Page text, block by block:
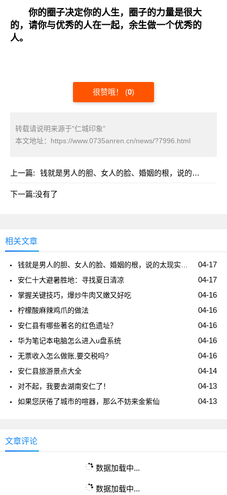
你的圈子决定你的人生，圈子的力量是很大
的，请你与优秀的人在一起，余生做一个优秀的
人。
很赞哦！ (0)
转载请说明来源于"仁城印象"
本文地址： https://www.0735anren.cn/news/?7996.html
上一篇: 钱就是男人的胆、女人的脸、婚姻的根，说的太现实了！
下一篇:没有了
相关文章
04-17
钱就是男人的胆、女人的脸、婚姻的根，说的太现实了！
04-17
安仁十大避暑胜地：寻找夏日清凉
04-16
掌握关键技巧，爆炒牛肉又嫩又好吃
04-16
柠檬酸麻辣鸡爪的做法
04-16
安仁县有哪些著名的红色遗址？
04-16
华为笔记本电脑怎么进入u盘系统
04-16
无票收入怎么做账,要交税吗?
04-14
安仁县旅游景点大全
04-13
对不起，我要去湖南安仁了！
04-13
如果您厌倦了城市的喧器，那么不妨来金紫仙
文章评论
数据加载中...
数据加载中...